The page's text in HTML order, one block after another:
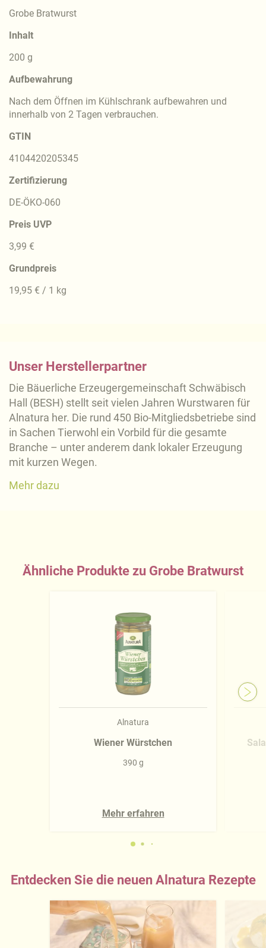
Grobe Bratwurst
Inhalt
200 g
Aufbewahrung
Nach dem Öffnen im Kühlschrank aufbewahren und
innerhalb von 2 Tagen verbrauchen.
GTIN
4104420205345
Zertifizierung
DE-ÖKO-060
Preis UVP
3,99 €
Grundpreis
19,95 € / 1 kg
Unser Herstellerpartner
Die Bäuerliche Erzeugergemeinschaft Schwäbisch
Hall (BESH) stellt seit vielen Jahren Wurstwaren für
Alnatura her. Die rund 450 Bio-Mitgliedsbetriebe sind
in Sachen Tierwohl ein Vorbild für die gesamte
Branche – unter anderem dank lokaler Erzeugung
mit kurzen Wegen.
Mehr dazu
Ähnliche Produkte zu Grobe Bratwurst
Alnatura
Wiener Würstchen
390 g
Mehr erfahren
Entdecken Sie die neuen Alnatura Rezepte